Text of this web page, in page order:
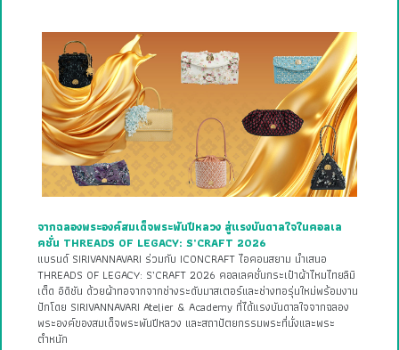
จากฉลองพระองค์สมเด็จพระพันปีหลวง สู่แรงบันดาลใจในคอลเล
คชั่น THREADS OF LEGACY: S’CRAFT 2026
แบรนด์ SIRIVANNAVARI ร่วมกับ ICONCRAFT ไอคอนสยาม นำเสนอ
THREADS OF LEGACY: S’CRAFT 2026 คอลเลคชั่นกระเป๋าผ้าไหมไทยลิมิ
เต็ด อิดิชัน ด้วยผ้าทอจากจากช่างระดับมาสเตอร์และช่างทอรุ่นใหม่พร้อมงาน
ปักโดย SIRIVANNAVARI Atelier & Academy ที่ได้แรงบันดาลใจจากฉลอง
พระองค์ของสมเด็จพระพันปีหลวง และสถาปัตยกรรมพระที่นั่งและพระ
ตำหนัก